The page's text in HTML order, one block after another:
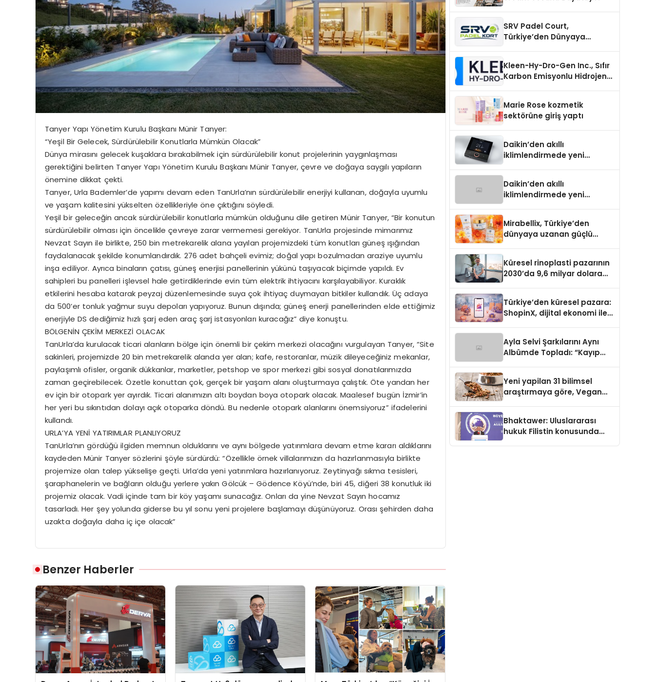
Tanyer Yapı Yönetim Kurulu Başkanı Münir Tanyer:
“Yeşil Bir Gelecek, Sürdürülebilir Konutlarla Mümkün Olacak”
Dünya mirasını gelecek kuşaklara bırakabilmek için sürdürülebilir konut projelerinin yaygınlaşması
gerektiğini belirten Tanyer Yapı Yönetim Kurulu Başkanı Münir Tanyer, çevre ve doğaya saygılı yapıların
önemine dikkat çekti.
Tanyer, Urla Bademler’de yapımı devam eden TanUrla’nın sürdürülebilir enerjiyi kullanan, doğayla uyumlu
ve yaşam kalitesini yükselten özellikleriyle öne çıktığını söyledi.
Yeşil bir geleceğin ancak sürdürülebilir konutlarla mümkün olduğunu dile getiren Münir Tanyer, “Bir konutun
sürdürülebilir olması için öncelikle çevreye zarar vermemesi gerekiyor. TanUrla projesinde mimarımız
Nevzat Sayın ile birlikte, 250 bin metrekarelik alana yayılan projemizdeki tüm konutları güneş ışığından
faydalanacak şekilde konumlandırdık. 276 adet bahçeli evimiz; doğal yapı bozulmadan araziye uyumlu
inşa ediliyor. Ayrıca binaların çatısı, güneş enerjisi panellerinin yükünü taşıyacak biçimde yapıldı. Ev
sahipleri bu panelleri işlevsel hale getirdiklerinde evin tüm elektrik ihtiyacını karşılayabiliyor. Kuraklık
etkilerini hesaba katarak peyzaj düzenlemesinde suya çok ihtiyaç duymayan bitkiler kullandık. Üç adaya
da 500’er tonluk yağmur suyu depoları yapıyoruz. Bunun dışında; güneş enerji panellerinden elde ettiğimiz
enerjiyle DS dediğimiz hızlı şarj eden araç şarj istasyonları kuracağız” diye konuştu.
BÖLGENİN ÇEKİM MERKEZİ OLACAK
TanUrla’da kurulacak ticari alanların bölge için önemli bir çekim merkezi olacağını vurgulayan Tanyer, “Site
sakinleri, projemizde 20 bin metrekarelik alanda yer alan; kafe, restoranlar, müzik dileyeceğiniz mekanlar,
paylaşımlı ofisler, organik dükkanlar, marketler, petshop ve spor merkezi gibi sosyal donatılarımızda
zaman geçirebilecek. Özetle konuttan çok, gerçek bir yaşam alanı oluşturmaya çalıştık. Öte yandan her
ev için bir otopark yer ayırdık. Ticari alanımızın altı boydan boya otopark olacak. Maalesef bugün İzmir’in
her yeri bu sıkıntıdan dolayı açık otoparka döndü. Bu nedenle otopark alanlarını önemsiyoruz” ifadelerini
kullandı.
URLA’YA YENİ YATIRIMLAR PLANLIYORUZ
TanUrla’nın gördüğü ilgiden memnun olduklarını ve aynı bölgede yatırımlara devam etme kararı aldıklarını
kaydeden Münir Tanyer sözlerini şöyle sürdürdü: “Özellikle örnek villalarımızın da hazırlanmasıyla birlikte
projemize olan talep yükselişe geçti. Urla’da yeni yatırımlara hazırlanıyoruz. Zeytinyağı sıkma tesisleri,
şaraphanelerin ve bağların olduğu yerlere yakın Gölcük – Gödence Köyü’nde, biri 45, diğeri 38 konutluk iki
projemiz olacak. Vadi içinde tam bir köy yaşamı sunacağız. Onları da yine Nevzat Sayın hocamız
tasarladı. Her şey yolunda giderse bu yıl sonu yeni projelere başlamayı düşünüyoruz. Orası şehirden daha
uzakta doğayla daha iç içe olacak”
Benzer Haberler
SRV Padel Court,
Türkiye’den Dünyaya
Kleen-Hy-Dro-Gen Inc., Sıfır
Karbon Emisyonlu Hidrojen
Aldı
Marie Rose kozmetik
sektörüne giriş yaptı
Daikin’den akıllı
iklimlendirmede yeni
Daikin’den akıllı
iklimlendirmede yeni
Mirabellix, Türkiye’den
dünyaya uzanan güçlü
Küresel rinoplasti pazarının
2030’da 9,6 milyar dolara
Türkiye’den küresel pazara:
ShopinX, dijital ekonomi ile
Ayla Selvi Şarkılarını Aynı
Albümde Topladı: “Kayıp
Yeni yapilan 31 bilimsel
araştırmaya göre, Vegan
Sindirildiğini Ortaya Koydu
Bhaktawer: Uluslararası
hukuk Filistin konusunda